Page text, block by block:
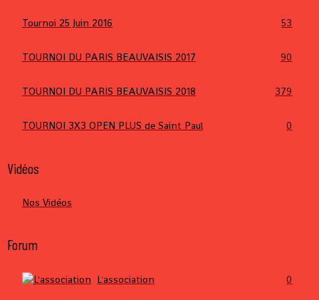
Tournoi 25 Juin 2016 53
TOURNOI DU PARIS BEAUVAISIS 2017 90
TOURNOI DU PARIS BEAUVAISIS 2018 379
TOURNOI 3X3 OPEN PLUS de Saint Paul 0
Vidéos
Nos Vidéos
Forum
L'association 0